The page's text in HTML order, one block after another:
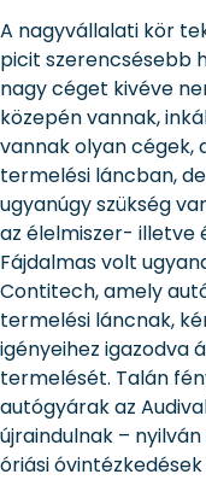
A nagyvállalati kör
picit szerencsésebb
nagy céget kivéve
közepén vannak,
vannak olyan cégek,
termelési láncban,
ugyanúgy szükség
az élelmiszer- illetve
Fájdalmas volt
Contitech, amely
termelési láncnak,
igényeihez igazodva
termelését. Talán
autógyárak az
újraindulnak –
óriási